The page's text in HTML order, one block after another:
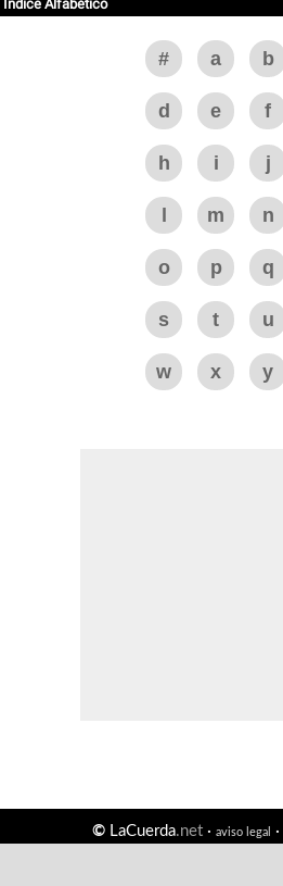
Indice Alfabético
# a b
d e f
h i j
m n
o p q
s t u
w x y
©LaCuerda.net· aviso legal ·